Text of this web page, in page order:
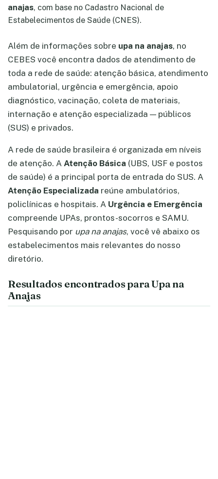
anajas, com base no Cadastro Nacional de
Estabelecimentos de Saúde (CNES).
Além de informações sobre upa na anajas, no
CEBES você encontra dados de atendimento de
toda a rede de saúde: atenção básica, atendimento
ambulatorial, urgência e emergência, apoio
diagnóstico, vacinação, coleta de materiais,
internação e atenção especializada — públicos
(SUS) e privados.
A rede de saúde brasileira é organizada em níveis
de atenção. A Atenção Básica (UBS, USF e postos
de saúde) é a principal porta de entrada do SUS. A
Atenção Especializada reúne ambulatórios,
policlínicas e hospitais. A Urgência e Emergência
compreende UPAs, prontos-socorros e SAMU.
Pesquisando por upa na anajas, você vê abaixo os
estabelecimentos mais relevantes do nosso
diretório.
Resultados encontrados para Upa na
Anajas